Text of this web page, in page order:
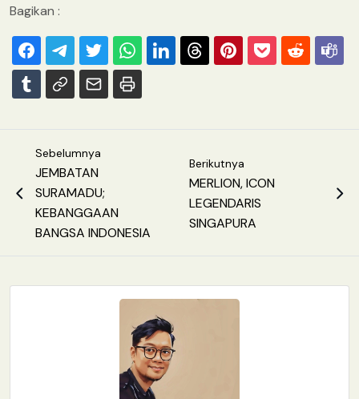
Bagikan :
Sebelumnya
JEMBATAN
SURAMADU;
KEBANGGAAN
BANGSA INDONESIA
Berikutnya
MERLION, ICON
LEGENDARIS
SINGAPURA